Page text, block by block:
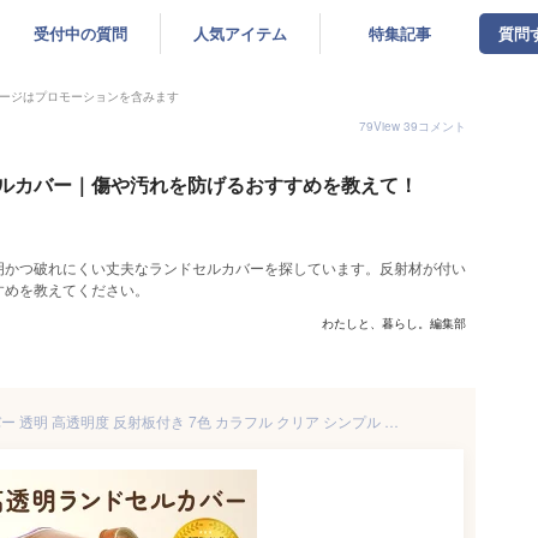
受付中の質問 人気アイテム 特集記事 質問
ジはプロモーションを含みます
79View 39コメント
カバー｜傷や汚れを防げるおすすめを教えて！
つ破れにくい丈夫なランドセルカバーを探しています。反射材が付い
を教えてください。
わたしと、暮らし。編集部